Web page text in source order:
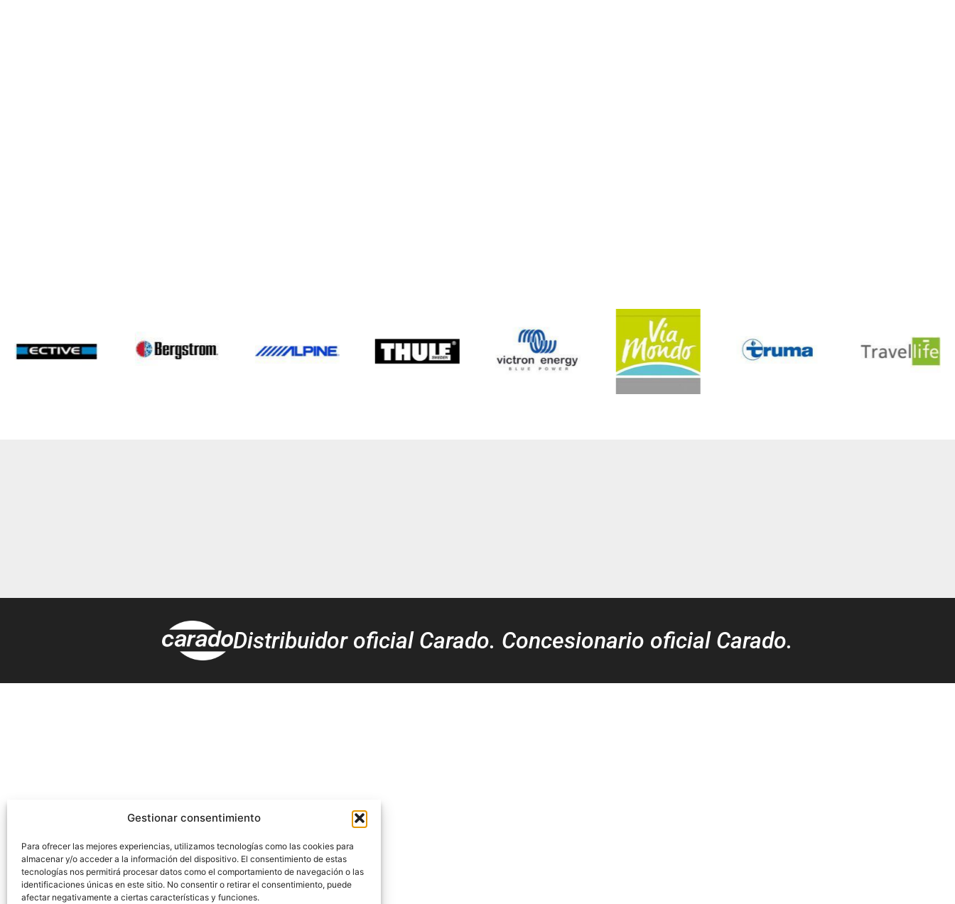
Gestionar consentimiento
Para ofrecer las mejores experiencias, utilizamos tecnologías como las cookies para
almacenar y/o acceder a la información del dispositivo. El consentimiento de estas
tecnologías nos permitirá procesar datos como el comportamiento de navegación o las
identificaciones únicas en este sitio. No consentir o retirar el consentimiento, puede
afectar negativamente a ciertas características y funciones.
Distribuidor oficial Carado. Concesionario oficial Carado.